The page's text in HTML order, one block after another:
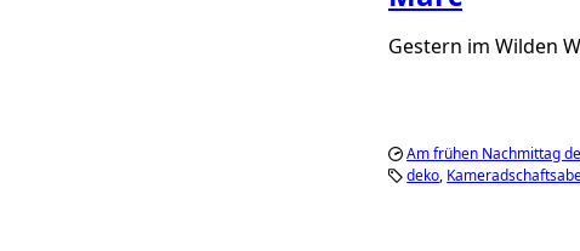
Gestern im Wilden
Am frühen Nachmittag
deko